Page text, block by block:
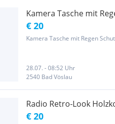
Kamera Tasche mit
€ 20
Kamera Tasche mit Regen
28.07. - 08:52 Uhr
2540 Bad Vöslau
Radio Retro-Look
€ 20